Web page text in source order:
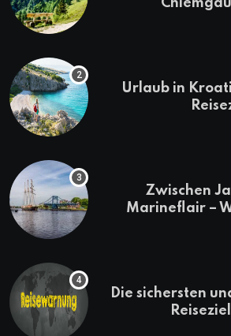
Urlaub in
Zwischen
Marineflair –
Die sichersten